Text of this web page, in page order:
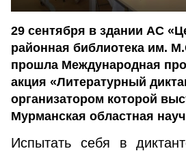
29 сентября в здании АС
районная библиотека им.
прошла Международная
акция «Литературный
организатором которой
Мурманская областная
Испытать себя в